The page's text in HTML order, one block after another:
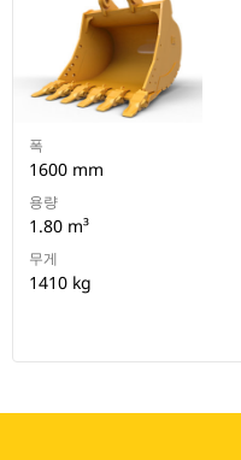
폭
1600 mm
용량
1.80 m³
무게
1410 kg